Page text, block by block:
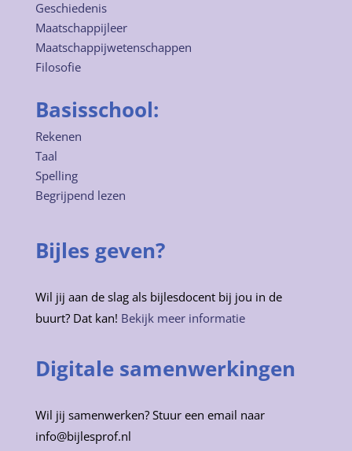
Geschiedenis
Maatschappijleer
Maatschappijwetenschappen
Filosofie
Basisschool:
Rekenen
Taal
Spelling
Begrijpend lezen
Bijles geven?
Wil jij aan de slag als bijlesdocent bij jou in de
buurt? Dat kan! Bekijk meer informatie
Digitale samenwerkingen
Wil jij samenwerken? Stuur een email naar
info@bijlesprof.nl